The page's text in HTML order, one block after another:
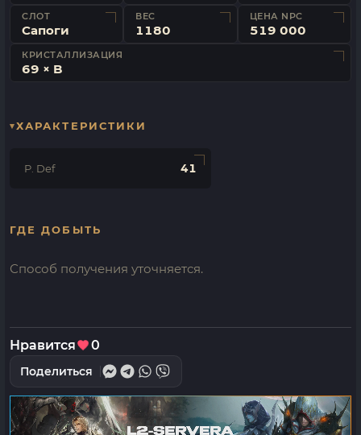
СЛОТ
Сапоги
ВЕС
1180
ЦЕНА NPC
519 000
КРИСТАЛЛИЗАЦИЯ
69 × B
ХАРАКТЕРИСТИКИ
P. Def 41
ГДЕ ДОБЫТЬ
Способ получения уточняется.
Нравится 0
Поделиться